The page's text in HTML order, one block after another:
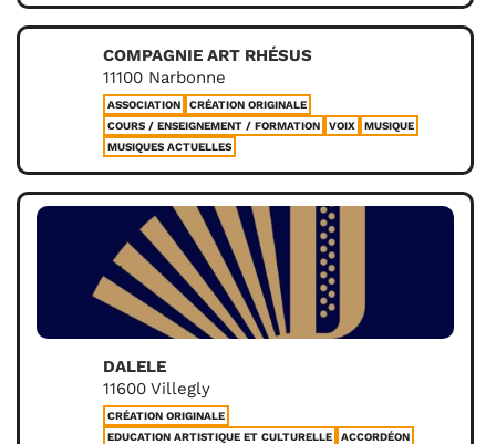
COMPAGNIE ART RHÉSUS
11100 Narbonne
ASSOCIATION
CRÉATION ORIGINALE
COURS / ENSEIGNEMENT / FORMATION
VOIX
MUSIQUE
MUSIQUES ACTUELLES
DALELE
11600 Villegly
CRÉATION ORIGINALE
EDUCATION ARTISTIQUE ET CULTURELLE
ACCORDÉON